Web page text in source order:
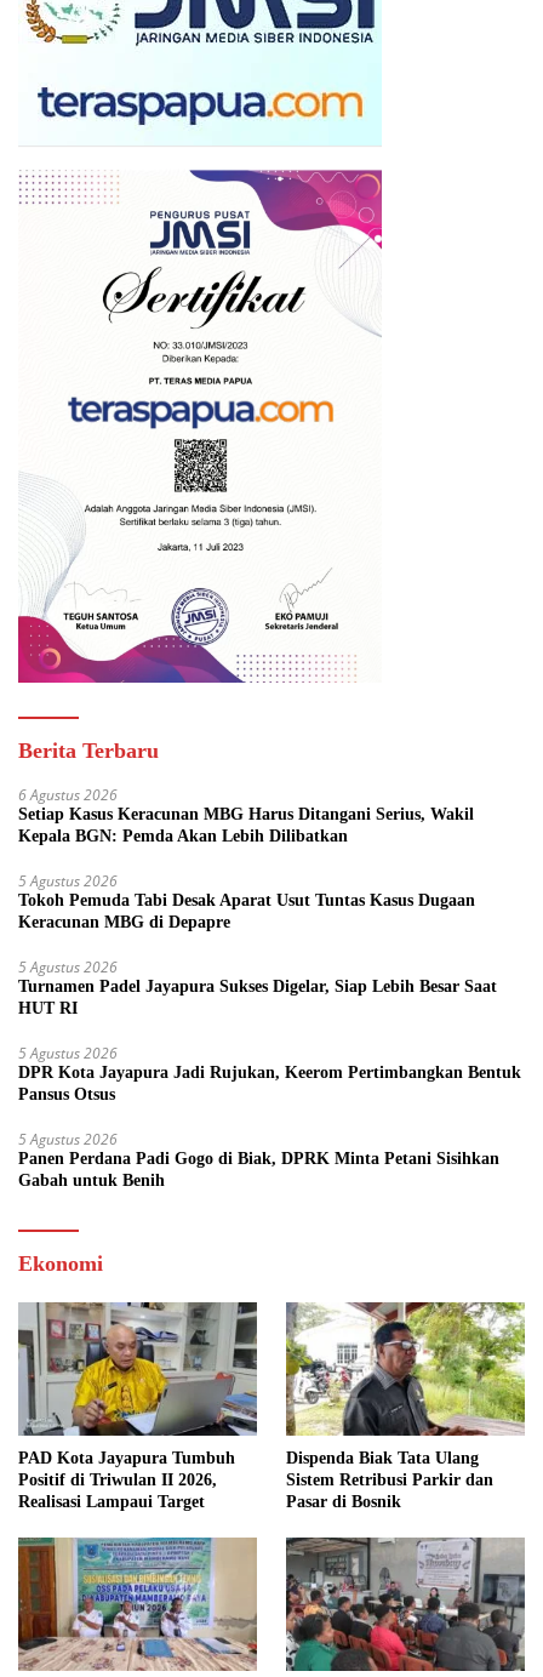
Berita Terbaru
6 Agustus 2026
Setiap Kasus Keracunan MBG Harus Ditangani Serius, Wakil
Kepala BGN: Pemda Akan Lebih Dilibatkan
5 Agustus 2026
Tokoh Pemuda Tabi Desak Aparat Usut Tuntas Kasus Dugaan
Keracunan MBG di Depapre
5 Agustus 2026
Turnamen Padel Jayapura Sukses Digelar, Siap Lebih Besar Saat
HUT RI
5 Agustus 2026
DPR Kota Jayapura Jadi Rujukan, Keerom Pertimbangkan Bentuk
Pansus Otsus
5 Agustus 2026
Panen Perdana Padi Gogo di Biak, DPRK Minta Petani Sisihkan
Gabah untuk Benih
Ekonomi
PAD Kota Jayapura Tumbuh
Positif di Triwulan II 2026,
Realisasi Lampaui Target
Dispenda Biak Tata Ulang
Sistem Retribusi Parkir dan
Pasar di Bosnik